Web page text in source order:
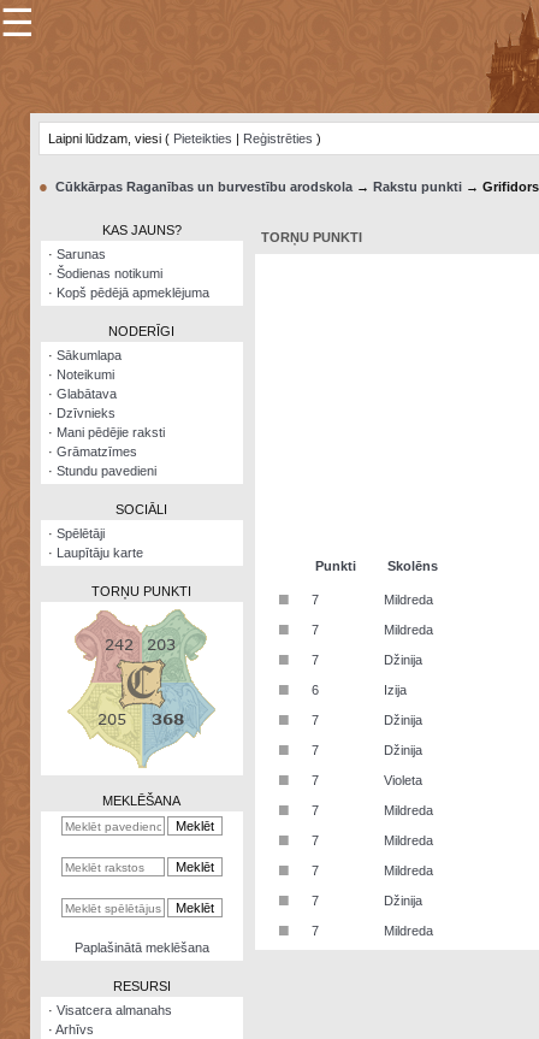
×
Šodienas
notikumi
Visatcera
almanahs
Arhīvs
Zināšanu
kalkulators
Nomētātās
☰
Laipni lūdzam, viesi ( Pieteikties | Reģistrēties )
● Cūkkārpas Raganības un burvestību arodskola→ Rakstu punkti→ Grifidors
KAS JAUNS?
· Sarunas
· Šodienas notikumi
· Kopš pēdējā apmeklējuma
NODERĪGI
· Sākumlapa
· Noteikumi
· Glabātava
· Dzīvnieks
· Mani pēdējie raksti
· Grāmatzīmes
· Stundu pavedieni
SOCIĀLI
· Spēlētāji
· Laupītāju karte
TORŅU PUNKTI
MEKLĒŠANA
Paplašinātā meklēšana
RESURSI
· Visatcera almanahs
· Arhīvs
TORŅU PUNKTI
Punkti Skolēns
■ 7 Mildreda
■ 7 Mildreda
■ 7 Džinija
■ 6 Izija
■ 7 Džinija
■ 7 Džinija
■ 7 Violeta
■ 7 Mildreda
■ 7 Mildreda
■ 7 Mildreda
■ 7 Džinija
■ 7 Mildreda